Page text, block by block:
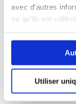
avec d'autres
ou qu'ils ont
continuez à
Utiliser
de